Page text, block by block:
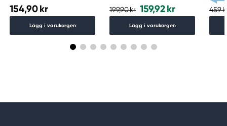
154,90 kr
Lägg i varukorgen
199,90 kr 159,92 kr
Lägg i varukorgen
459